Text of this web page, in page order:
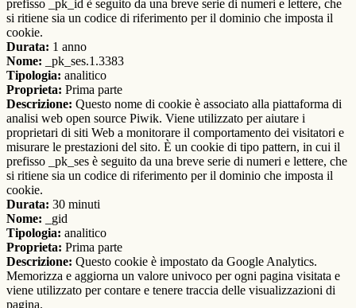
prefisso _pk_id è seguito da una breve serie di numeri e lettere, che
si ritiene sia un codice di riferimento per il dominio che imposta il
cookie.
Durata: 1 anno
Nome: _pk_ses.1.3383
Tipologia: analitico
Proprieta: Prima parte
Descrizione: Questo nome di cookie è associato alla piattaforma di
analisi web open source Piwik. Viene utilizzato per aiutare i
proprietari di siti Web a monitorare il comportamento dei visitatori e
misurare le prestazioni del sito. È un cookie di tipo pattern, in cui il
prefisso _pk_ses è seguito da una breve serie di numeri e lettere, che
si ritiene sia un codice di riferimento per il dominio che imposta il
cookie.
Durata: 30 minuti
Nome: _gid
Tipologia: analitico
Proprieta: Prima parte
Descrizione: Questo cookie è impostato da Google Analytics.
Memorizza e aggiorna un valore univoco per ogni pagina visitata e
viene utilizzato per contare e tenere traccia delle visualizzazioni di
pagina.